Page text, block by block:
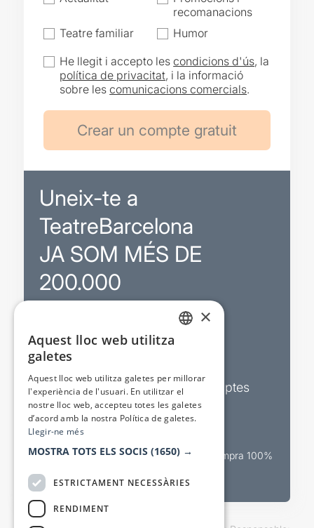
recomanacions
Teatre familiar
Humor
He llegit i accepto lescondicions d'ús, la
política de privacitat, i la informació
sobre lescomunicacions comercials.
Uneix-te a
TeatreBarcelona
JA SOM MÉS DE
200.000
Sortejos exclusius
Butlletins d’actualitat i descomptes
Valora espectacles
Canal oficial de venda teatral Compra 100%
×
Aquest lloc web utilitza
galetes
Aquest lloc web utilitza galetes per millorar
l'experiència de l'usuari. En utilitzar el
nostre lloc web, accepteu totes les galetes
d’acord amb la nostra Política de galetes.
Llegir-ne més
MOSTRA TOTS ELS SOCIS (1650) →
ESTRICTAMENT NECESSÀRIES
RENDIMENT